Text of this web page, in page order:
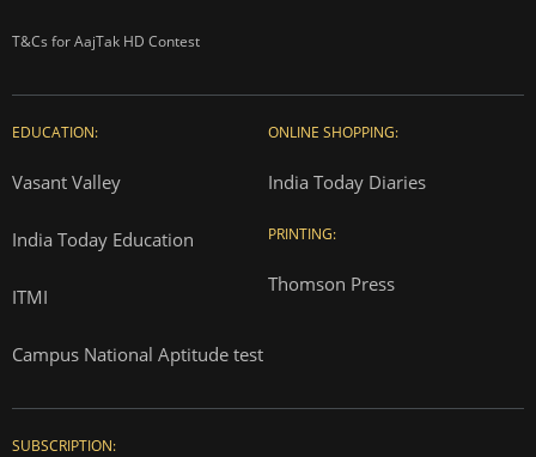
T&Cs for AajTak HD Contest
EDUCATION:
Vasant Valley
India Today Education
ITMI
Campus National Aptitude test
ONLINE SHOPPING:
India Today Diaries
PRINTING:
Thomson Press
SUBSCRIPTION: